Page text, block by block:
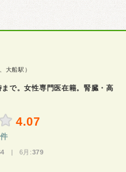
大船駅）
で。女性専門医在籍。腎臓・高
4.07
| 6月:379